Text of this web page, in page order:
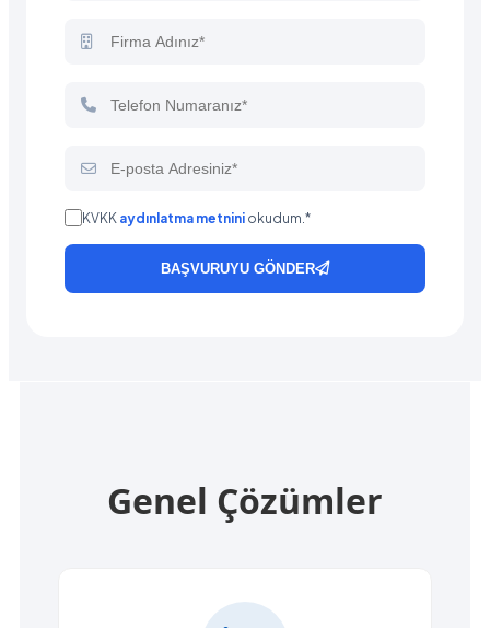
KVKK aydınlatma metnini okudum.*
BAŞVURUYU GÖNDER
Genel Çözümler